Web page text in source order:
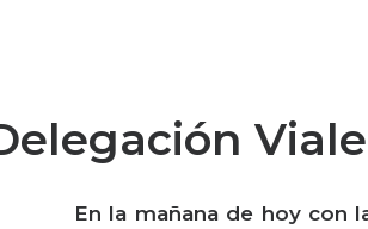
En la mañana de hoy con